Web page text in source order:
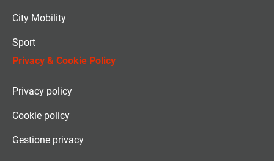
City Mobility
Sport
Privacy & Cookie Policy
Privacy policy
Cookie policy
Gestione privacy